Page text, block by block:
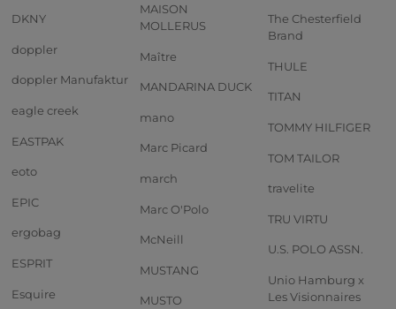
DKNY
doppler
doppler Manufaktur
eagle creek
EASTPAK
eoto
EPIC
ergobag
ESPRIT
Esquire
MAISON
MOLLERUS
Maître
MANDARINA DUCK
mano
Marc Picard
march
Marc O'Polo
McNeill
MUSTANG
MUSTO
The Chesterfield
Brand
THULE
TITAN
TOMMY HILFIGER
TOM TAILOR
travelite
TRU VIRTU
U.S. POLO ASSN.
Unio Hamburg x
Les Visionnaires